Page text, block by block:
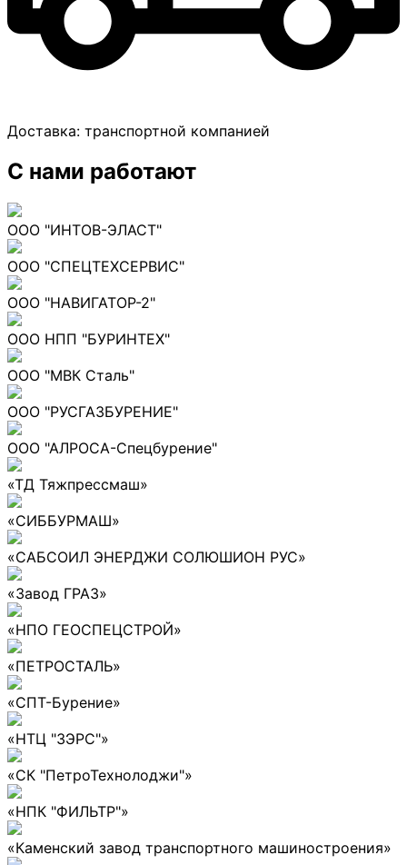
Доставка: транспортной компанией
С нами работают
ООО "ИНТОВ-ЭЛАСТ"
ООО "СПЕЦТЕХСЕРВИС"
ООО "НАВИГАТОР-2"
ООО НПП "БУРИНТЕХ"
ООО "МВК Сталь"
ООО "РУСГАЗБУРЕНИЕ"
ООО "АЛРОСА-Спецбурение"
«ТД Тяжпрессмаш»
«СИББУРМАШ»
«САБСОИЛ ЭНЕРДЖИ СОЛЮШИОН РУС»
«Завод ГРАЗ»
«НПО ГЕОСПЕЦСТРОЙ»
«ПЕТРОСТАЛЬ»
«СПТ-Бурение»
«НТЦ "ЗЭРС"»
«СК "ПетроТехнолоджи"»
«НПК "ФИЛЬТР"»
«Каменский завод транспортного машиностроения»